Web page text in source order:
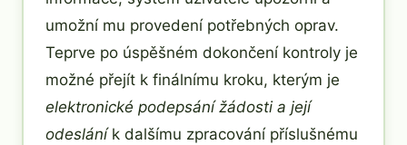
umožní mu provedení potřebných oprav.
Teprve po úspěšném dokončení kontroly je
možné přejít k finálnímu kroku, kterým je
elektronické podepsání žádosti a její
odesláník dalšímu zpracování příslušnému